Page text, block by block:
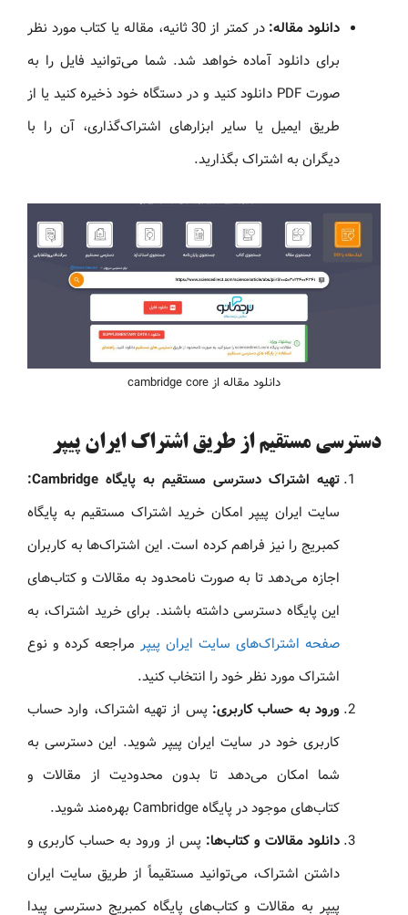
دانلود مقاله:
در کمتر از 30 ثانیه، مقاله یا کتاب مورد نظر
برای دانلود آماده خواهد شد. شما می‌توانید فایل را به
صورت PDF دانلود کنید و در دستگاه خود ذخیره کنید یا از
طریق ایمیل یا سایر ابزارهای اشتراک‌گذاری، آن را با
دیگران به اشتراک بگذارید.
دانلود مقاله از cambridge core
دسترسی مستقیم از طریق اشتراک ایران پیپر
تهیه اشتراک دسترسی مستقیم به پایگاه Cambridge:
سایت ایران پیپر امکان خرید اشتراک مستقیم به پایگاه
کمبریج را نیز فراهم کرده است. این اشتراک‌ها به کاربران
اجازه می‌دهد تا به صورت نامحدود به مقالات و کتاب‌های
این پایگاه دسترسی داشته باشند. برای خرید اشتراک، به
صفحه اشتراک‌های سایت ایران پیپر مراجعه کرده و نوع
اشتراک مورد نظر خود را انتخاب کنید.
ورود به حساب کاربری: پس از تهیه اشتراک، وارد حساب
کاربری خود در سایت ایران پیپر شوید. این دسترسی به
شما امکان می‌دهد تا بدون محدودیت از مقالات و
کتاب‌های موجود در پایگاه Cambridge بهره‌مند شوید.
دانلود مقالات و کتاب‌ها: پس از ورود به حساب کاربری و
داشتن اشتراک، می‌توانید مستقیماً از طریق سایت ایران
پیپر به مقالات و کتاب‌های پایگاه کمبریج دسترسی پیدا